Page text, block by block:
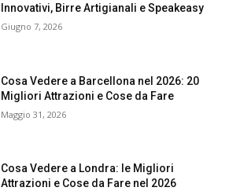
Innovativi, Birre Artigianali e Speakeasy
Giugno 7, 2026
Cosa Vedere a Barcellona nel 2026: 20
Migliori Attrazioni e Cose da Fare
Maggio 31, 2026
Cosa Vedere a Londra: le Migliori
Attrazioni e Cose da Fare nel 2026